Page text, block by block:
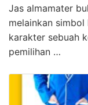
Jas almamater
melainkan simbol
karakter sebuah
pemilihan …